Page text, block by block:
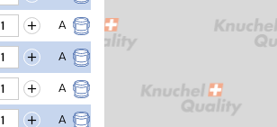
A
A
A
A